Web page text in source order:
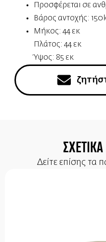
Προσφέρεται σε
Βάρος αντοχής:
Μήκος: 44 εκ
Πλάτος: 44 εκ
Ύψος: 85 εκ
Δείτε επίσης τα